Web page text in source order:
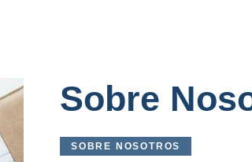
Sobre
SOBRE NOSOTROS